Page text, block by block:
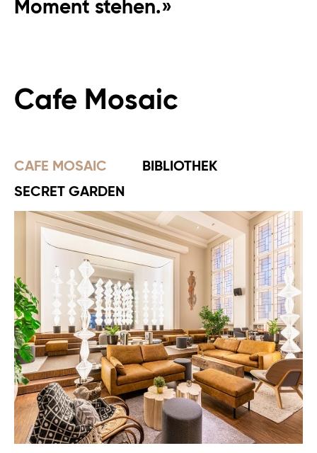
Moment stehen.»
Cafe Mosaic
CAFE MOSAIC
BIBLIOTHEK
SECRET GARDEN